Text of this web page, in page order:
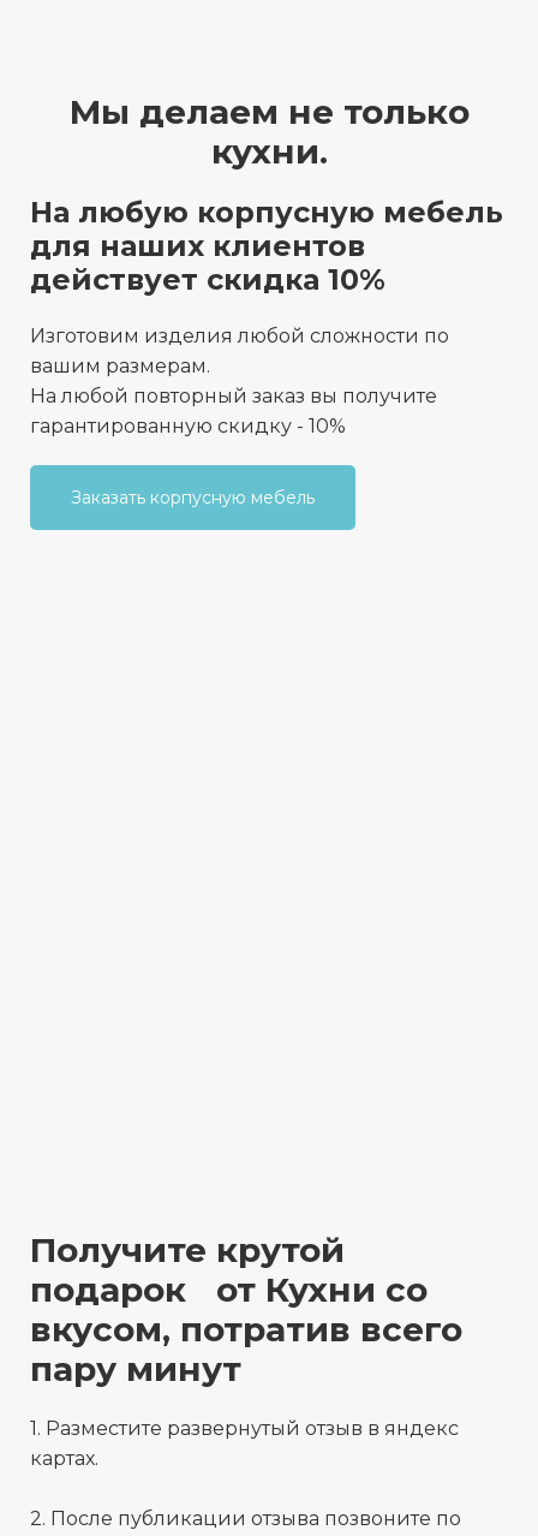
Мы делаем не только
кухни.
На любую корпусную мебель
для наших клиентов
действует скидка 10%
Изготовим изделия любой сложности по
вашим размерам.
На любой повторный заказ вы получите
гарантированную скидку - 10%
Заказать корпусную мебель
Получите крутой
подарок от Кухни со
вкусом, потратив всего
пару минут
1. Разместите развернутый отзыв в яндекс
картах.
2. После публикации отзыва позвоните по